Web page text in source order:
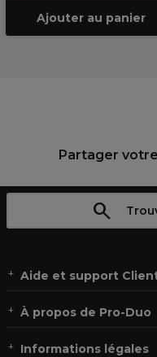
Ajouter au panier
Partager
Aide et support
À propos de Pro-Duo
Informations légales